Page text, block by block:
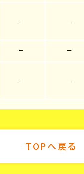
ー ー
ー ー
ー ー
TOPへ戻る